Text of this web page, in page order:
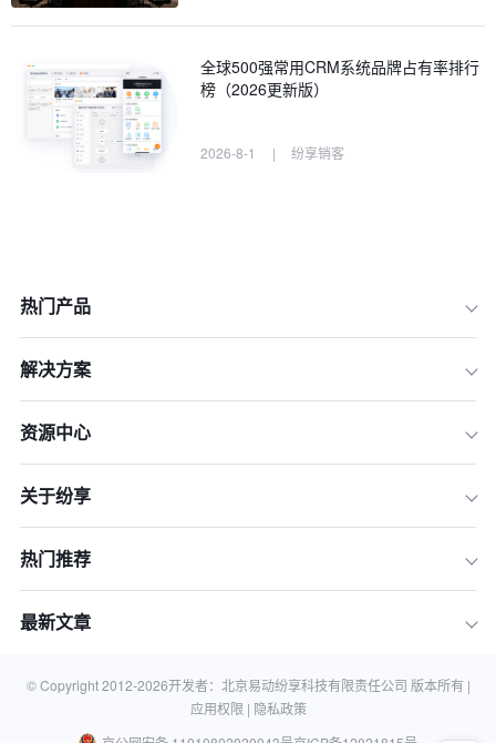
六、下一步行动：获取针对性系统方案
全球500强常用CRM系统品牌占有率排行
榜（2026更新版）
2026-8-1 | 纷享销客
热门产品
解决方案
资源中心
关于纷享
热门推荐
最新文章
© Copyright 2012-2026开发者：北京易动纷享科技有限责任公司 版本所有 |
应用权限 | 隐私政策